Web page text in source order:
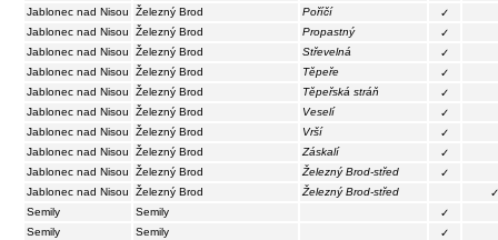
Jablonec nad Nisou
Železný Brod Poříčí
✓
Jablonec nad Nisou
Železný Brod Propastný
✓
Jablonec nad Nisou
Železný Brod Střevelná
✓
Jablonec nad Nisou
Železný Brod Těpeře
✓
Jablonec nad Nisou
Železný Brod Těpeřská stráň
✓
Jablonec nad Nisou
Železný Brod Veselí
✓
Jablonec nad Nisou
Železný Brod Vrší
✓
Jablonec nad Nisou
Železný Brod Záskalí
✓
Jablonec nad Nisou
Železný Brod Železný Brod-střed
✓
Jablonec nad Nisou
Železný Brod Železný Brod-střed
✓
Semily
Semily
✓
Semily
Semily
✓